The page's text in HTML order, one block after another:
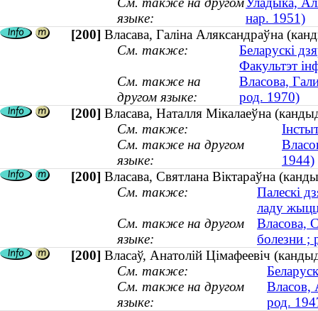
языке:
нар. 1951)
[200] Власава, Галіна Аляксандраўна
См. также:
Беларускі
Факультэт
См. также на
другом языке:
Власова,
род. 1970)
[200] Власава, Наталля Мікалаеўна
См. также:
См. также на другом
языке:
1944)
[200] Власава, Святлана Віктараўна
См. также:
Палескі
ладу
См. также на другом
языке:
Власова,
болезни ;
[200] Власаў, Анатолій Цімафеевіч
См. также:
См. также на другом
языке:
Власов,
род.